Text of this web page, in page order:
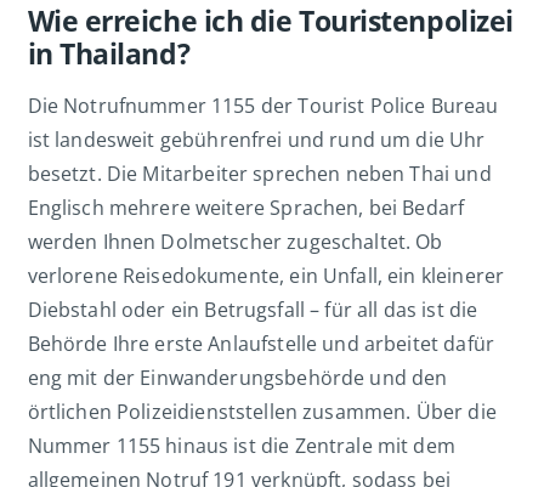
Wie erreiche ich die Touristenpolizei
in Thailand?
Die Notrufnummer 1155 der Tourist Police Bureau
ist landesweit gebührenfrei und rund um die Uhr
besetzt. Die Mitarbeiter sprechen neben Thai und
Englisch mehrere weitere Sprachen, bei Bedarf
werden Ihnen Dolmetscher zugeschaltet. Ob
verlorene Reisedokumente, ein Unfall, ein kleinerer
Diebstahl oder ein Betrugsfall – für all das ist die
Behörde Ihre erste Anlaufstelle und arbeitet dafür
eng mit der Einwanderungsbehörde und den
örtlichen Polizeidienststellen zusammen. Über die
Nummer 1155 hinaus ist die Zentrale mit dem
allgemeinen Notruf 191 verknüpft, sodass bei